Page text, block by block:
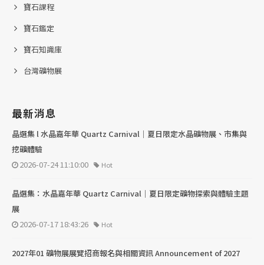
寶石課程
寶石鑑定
寶石知識庫
台灣礦物展
最新消息
晶選集 l 水晶嘉年華 Quartz Carnival｜夏日限定水晶礦物展、市集與
挖礦體驗
2026-07-24 11:10:00
Hot
晶選集：水晶嘉年華 Quartz Carnival｜夏日限定礦物探索與體驗主題
展
2026-07-17 18:43:26
Hot
2027年01 礦物展展覽招商報名與相關資訊 Announcement of 2027